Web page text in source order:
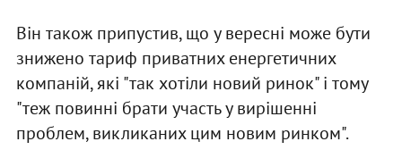
Він також припустив, що у вересні може бути
знижено тариф приватних енергетичних
компаній, які "так хотіли новий ринок" і тому
"теж повинні брати участь у вирішенні
проблем, викликаних цим новим ринком".